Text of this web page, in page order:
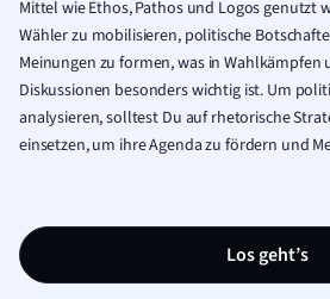
Mittel wie Ethos, Pathos und Logos genutzt
Wähler zu mobilisieren, politische
Meinungen zu formen, was in Wahlkämpfen
Diskussionen besonders wichtig ist. Um
analysieren, solltest Du auf rhetorische
einsetzen, um ihre Agenda zu fördern und
Los geht’s